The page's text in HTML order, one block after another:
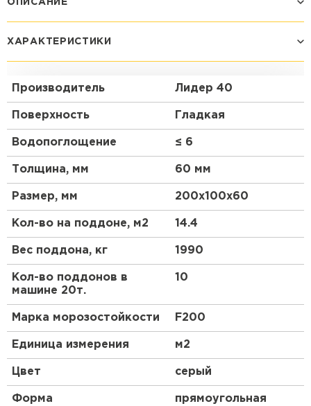
ОПИСАНИЕ
ХАРАКТЕРИСТИКИ
Производитель Лидер 40
Поверхность Гладкая
Водопоглощение ≤ 6
Толщина, мм 60 мм
Размер, мм 200х100х60
Кол-во на поддоне, м2 14.4
Вес поддона, кг 1990
Кол-во поддонов в
машине 20т.
10
Марка морозостойкости F200
Единица измерения м2
Цвет серый
Форма прямоугольная